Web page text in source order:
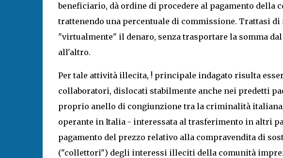
beneficiario, dà ordine di procedere al pagamento della
trattenendo una percentuale di commissione. Trattasi
"virtualmente" il denaro, senza trasportare la somma
all'altro.
Per tale attività illecita, ! principale indagato risulta
collaboratori, dislocati stabilmente anche nei predetti
proprio anello di congiunzione tra la criminalità
operante in Italia - interessata al trasferimento in altri
pagamento del prezzo relativo alla compravendita di
("collettori") degli interessi illeciti della comunità